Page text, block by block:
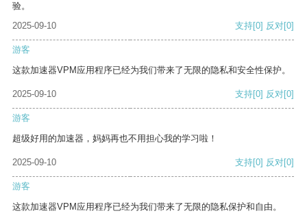
验。
2025-09-10
支持[0] 反对[0]
游客
这款加速器VPM应用程序已经为我们带来了无限的隐私和安全性保护。
2025-09-10 支持[0] 反对[0]
游客
超级好用的加速器，妈妈再也不用担心我的学习啦！
2025-09-10 支持[0] 反对[0]
游客
这款加速器VPM应用程序已经为我们带来了无限的隐私保护和自由。